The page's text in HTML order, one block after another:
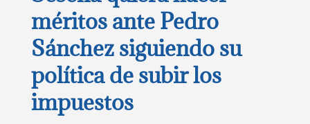
méritos ante Pedro
Sánchez siguiendo su
política de subir los
impuestos